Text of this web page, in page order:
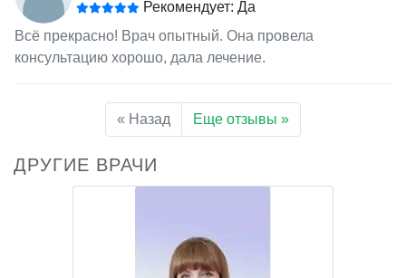
Рекомендует: Да
Всё прекрасно! Врач опытный. Она провела
консультацию хорошо, дала лечение.
« Назад Еще отзывы »
ДРУГИЕ ВРАЧИ